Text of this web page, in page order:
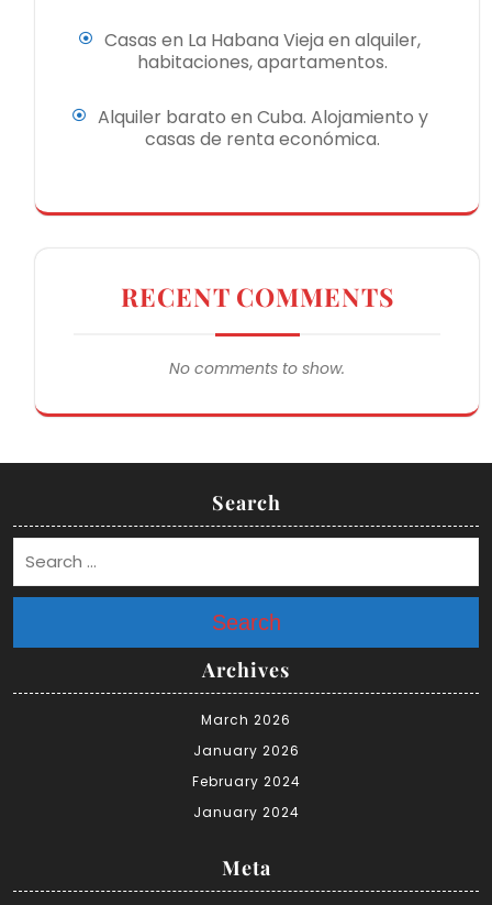
Casas en La Habana Vieja en alquiler,
habitaciones, apartamentos.
Alquiler barato en Cuba. Alojamiento y
casas de renta económica.
RECENT COMMENTS
No comments to show.
Search
Search
Archives
March 2026
January 2026
February 2024
January 2024
Meta